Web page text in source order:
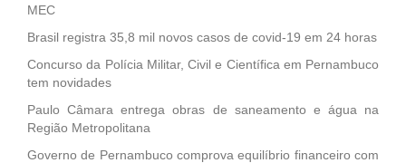
MEC
Brasil registra 35,8 mil novos casos de covid-19 em 24 horas
Concurso da Polícia Militar, Civil e Científica em Pernambuco
tem novidades
Paulo Câmara entrega obras de saneamento e água na
Região Metropolitana
Governo de Pernambuco comprova equilíbrio financeiro com